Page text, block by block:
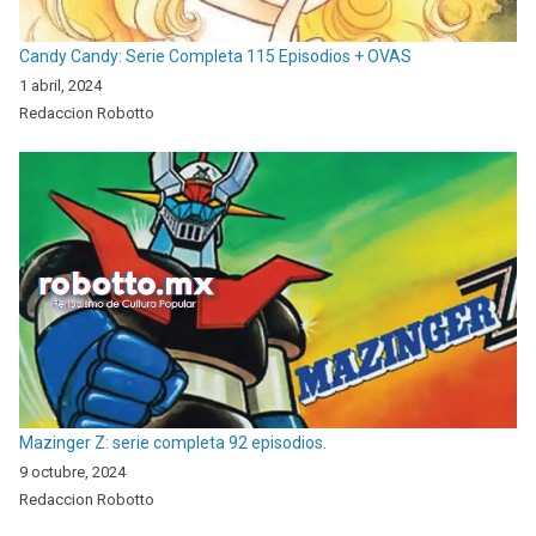
Candy Candy: Serie Completa 115 Episodios + OVAS
1 abril, 2024
Redaccion Robotto
Mazinger Z: serie completa 92 episodios.
9 octubre, 2024
Redaccion Robotto